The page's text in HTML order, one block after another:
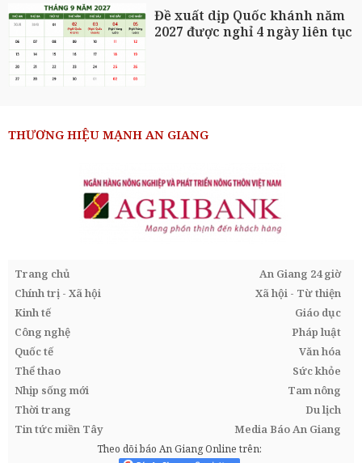
Đề xuất dịp Quốc khánh năm
2027 được nghỉ 4 ngày liên tục
THƯƠNG HIỆU MẠNH AN GIANG
Trang chủ
An Giang 24 giờ
Chính trị - Xã hội
Xã hội - Từ thiện
Kinh tế
Giáo dục
Công nghệ
Pháp luật
Quốc tế
Văn hóa
Thể thao
Sức khỏe
Nhịp sống mới
Tam nông
Thời trang
Du lịch
Tin tức miền Tây
Media Báo An Giang
Theo dõi báo An Giang Online trên: